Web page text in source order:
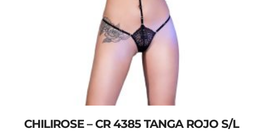
CHILIROSE – CR 4385 TANGA ROJO S/L